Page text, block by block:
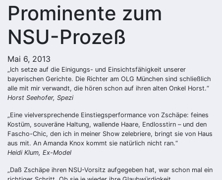
Prominente zum
NSU-Prozeß
Mai 6, 2013
„Ich setze auf die Einigungs- und Einsichtsfähigkeit unserer
bayerischen Gerichte. Die Richter am OLG München sind schließlich
alle mit mir verwandt, die hören schon auf ihren alten Onkel Horst.“
Horst Seehofer, Spezi
„Eine vielversprechende Einstiegsperformance von Zschäpe: feines
Kostüm, souveräne Haltung, wallende Haare, Endlosstirn – und den
Fascho-Chic, den ich in meiner Show zelebriere, bringt sie von Haus
aus mit. An Amanda Knox kommt sie natürlich nicht ran.“
Heidi Klum, Ex-Model
„Daß Zschäpe ihren NSU-Vorsitz aufgegeben hat, war schon mal ein